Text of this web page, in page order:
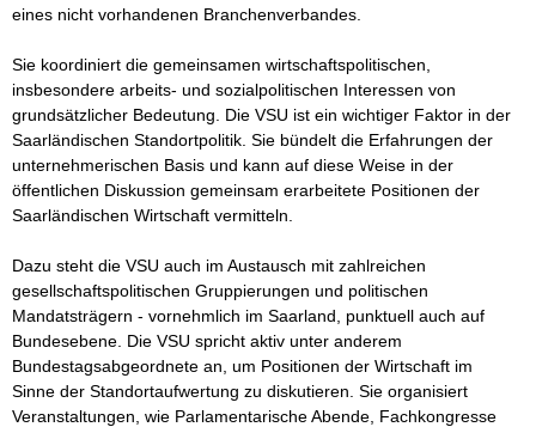
eines nicht vorhandenen Branchenverbandes.
Sie koordiniert die gemeinsamen wirtschaftspolitischen,
insbesondere arbeits- und sozialpolitischen Interessen von
grundsätzlicher Bedeutung. Die VSU ist ein wichtiger Faktor in der
Saarländischen Standortpolitik. Sie bündelt die Erfahrungen der
unternehmerischen Basis und kann auf diese Weise in der
öffentlichen Diskussion gemeinsam erarbeitete Positionen der
Saarländischen Wirtschaft vermitteln.
Dazu steht die VSU auch im Austausch mit zahlreichen
gesellschaftspolitischen Gruppierungen und politischen
Mandatsträgern - vornehmlich im Saarland, punktuell auch auf
Bundesebene. Die VSU spricht aktiv unter anderem
Bundestagsabgeordnete an, um Positionen der Wirtschaft im
Sinne der Standortaufwertung zu diskutieren. Sie organisiert
Veranstaltungen, wie Parlamentarische Abende, Fachkongresse